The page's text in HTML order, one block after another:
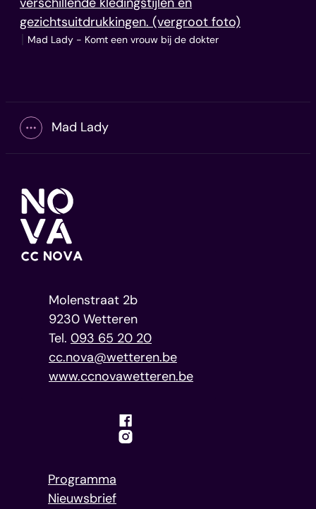
Mad Lady - Komt een vrouw bij de dokter
Toon alle broodkruimel items
Mad Lady
Home
Contact
CC NOVA
AdresMolenstraat 2b
,9230 Wetteren
093 65 20 20
E-mailcc.nova@wetteren.be
Websitewww.ccnovawetteren.be
Programma
Nieuwsbrief